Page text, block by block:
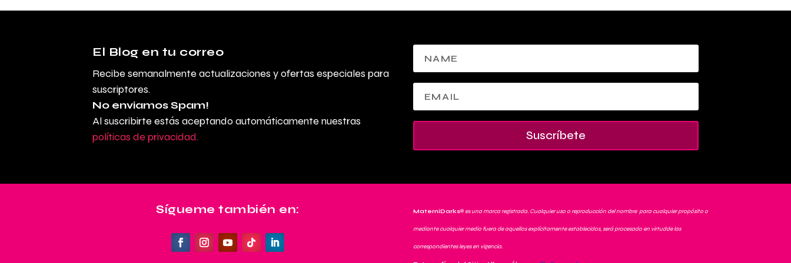
El Blog en tu correo
Recibe semanalmente actualizaciones y ofertas especiales para
suscriptores.
No enviamos Spam!
Al suscribirte estás aceptando automáticamente nuestras
políticas de privacidad.
Suscríbete
Sígueme también en: MaterniDarks®es una marca registrada. Cualquier uso o reproducción del nombre para cualquier propósito o
mediante cualquier medio fuera de aquellos explícitamente establecidos, será procesado en virtudde las
correspondientes leyes en vigencia.